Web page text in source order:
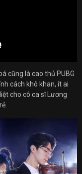
cũng là cao thủ PUBG
cách khô khan, ít ai
cho cô ca sĩ Lương